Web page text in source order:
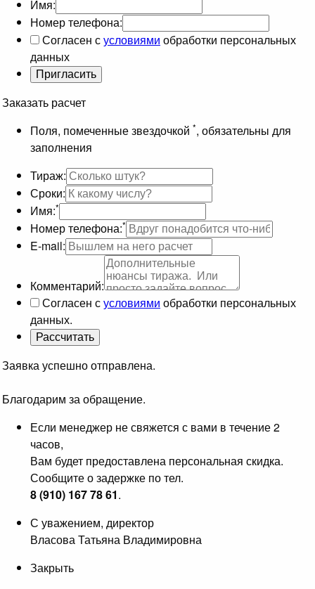
Имя:
Номер телефона:
Согласен сусловиями обработки персональных
данных
Заказать расчет
Поля, помеченные звездочкой *, обязательны для
заполнения
Тираж:
Сроки:
Имя:*
Номер телефона:*
E-mail:
Комментарий:
Согласен сусловиями обработки персональных
данных.
Заявка успешно отправлена.
Благодарим за обращение.
Если менеджер не свяжется с вами в течение 2
часов,
Вам будет предоставлена персональная скидка.
Сообщите о задержке по тел.
8 (910) 167 78 61.
С уважением, директор
Власова Татьяна Владимировна
Закрыть